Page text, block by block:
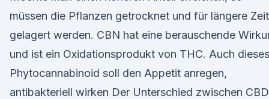
müssen die Pflanzen getrocknet und für längere Zeit
gelagert werden. CBN hat eine berauschende
und ist ein Oxidationsprodukt von THC. Auch dieses
Phytocannabinoid soll den Appetit anregen,
antibakteriell wirken Der Unterschied zwischen